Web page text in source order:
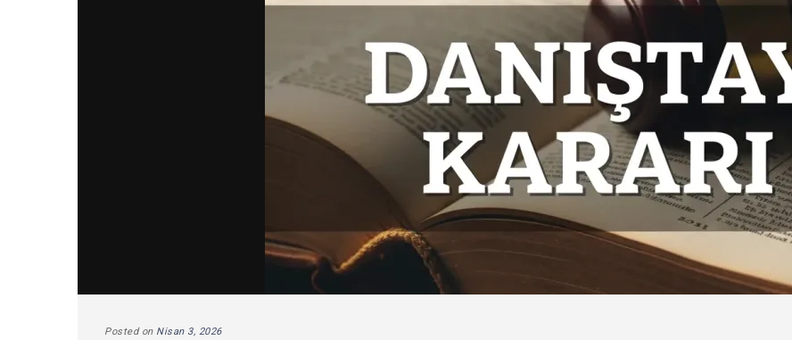
Posted on Nisan 3, 2026